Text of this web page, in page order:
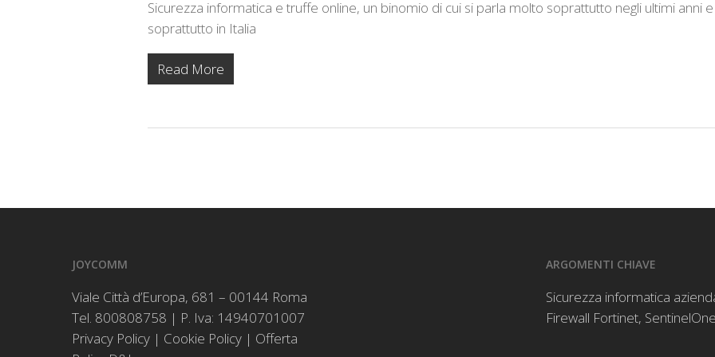
Sicurezza informatica e truffe online, un binomio di cui si parla molto soprattutto negli ultimi anni e
soprattutto in Italia
Read More
JOYCOMM
Viale Città d’Europa, 681 – 00144 Roma
Tel. 800808758 | P. Iva: 14940701007
Privacy Policy | Cookie Policy | Offerta
ARGOMENTI CHIAVE
Sicurezza informatica
Firewall Fortinet,